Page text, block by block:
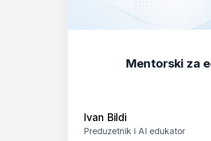
Mentorski za
Ivan Bildi
Preduzetnik i AI edukator